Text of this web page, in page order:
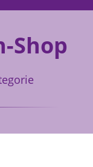
Shop